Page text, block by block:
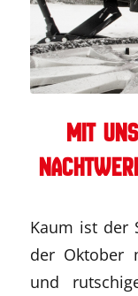
Mit
Kaum ist der
der Oktober
und